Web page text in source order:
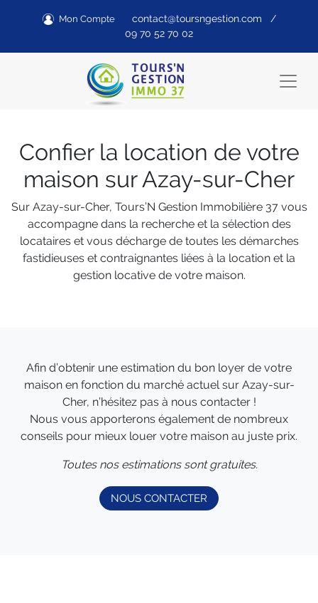
Mon Compte contact@toursngestion.com /
09 70 52 70 02
Confier la location de votre
maison sur Azay-sur-Cher
Sur Azay-sur-Cher, Tours’N Gestion Immobilière 37 vous
accompagne dans la recherche et la sélection des
locataires et vous décharge de toutes les démarches
fastidieuses et contraignantes liées à la location et la
gestion locative de votre maison.
Afin d’obtenir une estimation du bon loyer de votre
maison en fonction du marché actuel sur Azay-sur-
Cher, n’hésitez pas à nous contacter !
Nous vous apporterons également de nombreux
conseils pour mieux louer votre maison au juste prix.
Toutes nos estimations sont gratuites.
NOUS CONTACTER